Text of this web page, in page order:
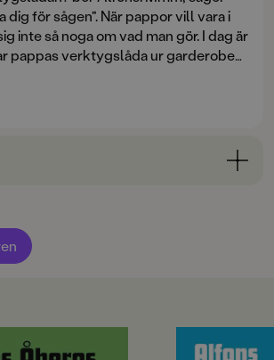
dig för sågen". När pappor vill vara i
inte så noga om vad man gör. I dag är
pappas verktygslåda ur garderoben.
för någonting? Boken utkom
OM BOKEN